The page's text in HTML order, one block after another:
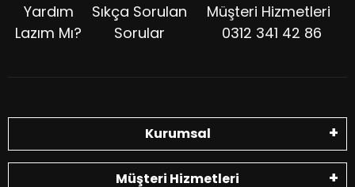
Yardım
Lazım Mı?
Sıkça Sorulan
Sorular
Müşteri Hizmetleri
0312 341 42 86
Kurumsal
Müşteri Hizmetleri